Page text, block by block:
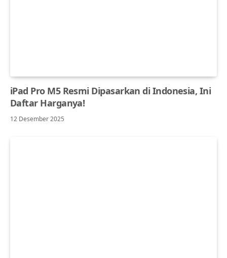
iPad Pro M5 Resmi Dipasarkan di Indonesia, Ini
Daftar Harganya!
12 Desember 2025